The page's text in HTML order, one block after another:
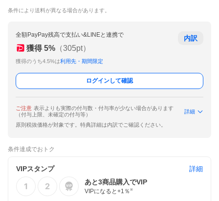
条件により送料が異なる場合があります。
全額PayPay残高で支払い&LINEと連携で
獲得 5% （305pt）
獲得のうち4.5%は利用先・期間限定
内訳
ログインして確認
ご注意 表示よりも実際の付与数・付与率が少ない場合があります
（付与上限、未確定の付与等）
詳細
原則税抜価格が対象です。特典詳細は内訳でご確認ください。
条件達成でおトク
VIPスタンプ
詳細
あと3商品購入でVIP
VIPになると+1 ％ ※